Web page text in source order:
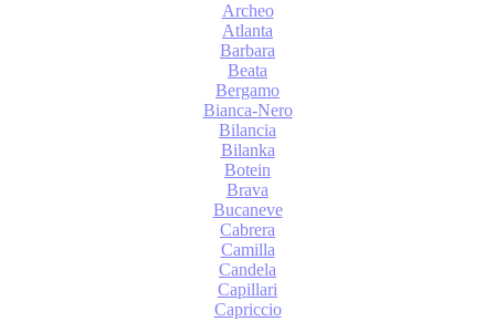
Archeo
Atlanta
Barbara
Beata
Bergamo
Bianca-Nero
Bilancia
Bilanka
Botein
Brava
Bucaneve
Cabrera
Camilla
Candela
Capillari
Capriccio